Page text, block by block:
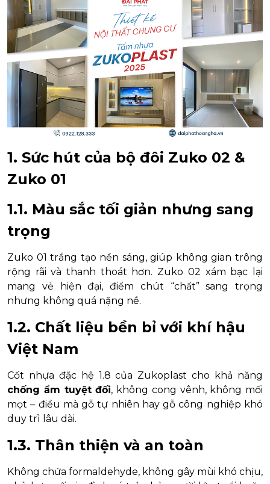
1. Sức hút của bộ đôi Zuko 02 &
Zuko 01
1.1. Màu sắc tối giản nhưng sang
trọng
Zuko 01 trắng tạo nền sáng, giúp không gian trông
rộng rãi và thanh thoát hơn. Zuko 02 xám bạc lại
mang vẻ hiện đại, điểm chút “chất” sang trọng
nhưng không quá nặng nề.
1.2. Chất liệu bền bỉ với khí hậu
Việt Nam
Cốt nhựa đặc hệ 1.8 của Zukoplast cho khả năng
chống ẩm tuyệt đối, không cong vênh, không mối
mọt – điều mà gỗ tự nhiên hay gỗ công nghiệp khó
duy trì lâu dài.
1.3. Thân thiện và an toàn
Không chứa formaldehyde, không gây mùi khó chịu,